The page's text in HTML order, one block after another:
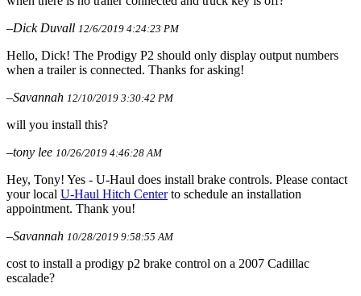
–Dick Duvall 12/6/2019 4:24:23 PM
Hello, Dick! The Prodigy P2 should only display output numbers
when a trailer is connected. Thanks for asking!
–Savannah 12/10/2019 3:30:42 PM
will you install this?
–tony lee 10/26/2019 4:46:28 AM
Hey, Tony! Yes - U-Haul does install brake controls. Please contact
your local U-Haul Hitch Centerto schedule an installation
appointment. Thank you!
–Savannah 10/28/2019 9:58:55 AM
cost to install a prodigy p2 brake control on a 2007 Cadillac
escalade?